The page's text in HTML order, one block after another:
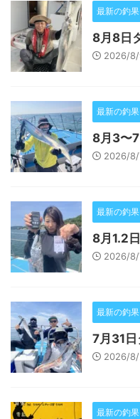
最新の釣果
8月8日
2026/
最新の釣果
8月3〜7
2026/
最新の釣果
8月1.2
2026/
最新の釣果
7月31
2026/
最新の釣果